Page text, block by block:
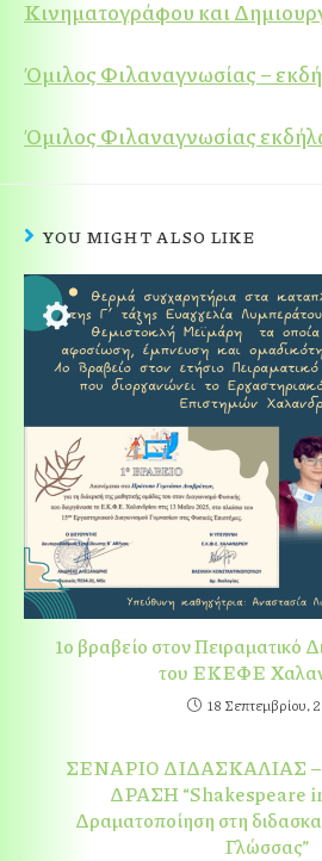
Κινηματογράφου και
Όμιλος Φιλαναγνωσίας –
Όμιλος Φιλαναγνωσίας
YOU MIGHT ALSO LIKE
1ο βραβείο στον Πειραματικό
του ΕΚΕΦΕ
18 Σεπτεμβρίου,
ΣΕΝΑΡΙΟ ΔΙΔΑΣΚΑΛΙΑΣ
ΔΡΑΣΗ “Shakespeare
Δραματοποίηση στη
Γλώσσας”